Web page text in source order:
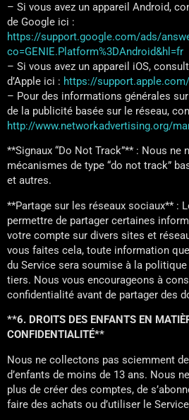
– Si vous avez un appareil Android,
de Google ici :
https://support.google.com/ads/
co=GENIE.Platform%3DAndroid&hl=fr
– Si vous avez un appareil iOS,
d’Apple ici : https://
– Pour des informations générales
de la publicité basée sur le réseau,
http://www.networkadvertising.org/
**Signaux “Do Not Track”** : Nous
mécanismes de type “do not track”
et autres.
**Partage sur les réseaux sociaux** :
permettre de partager certaines
votre compte sur divers sites et
vous faites cela, toute information
du Service sera soumise à la
tiers. Nous vous encourageons à
confidentialité avant de partager des
**6. DROITS DES ENFANTS EN
CONFIDENTIALITÉ**
Nous ne collectons pas sciemment
d’enfants de moins de 13 ans. Nous
plus de créer des comptes, de
faire des achats ou d’utiliser le